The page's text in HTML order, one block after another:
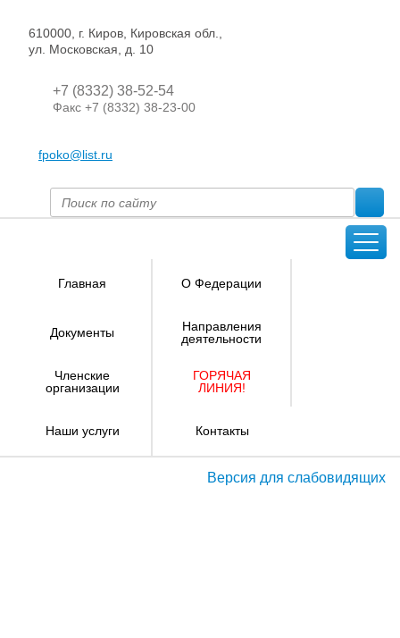
610000, г. Киров, Кировская обл.,
ул. Московская, д. 10
+7 (8332) 38-52-54
Факс +7 (8332) 38-23-00
fpoko@list.ru
Главная О Федерации
Документы
Направления
деятельности
Членские
организации
ГОРЯЧАЯ
ЛИНИЯ!
Наши услуги Контакты
Версия для слабовидящих